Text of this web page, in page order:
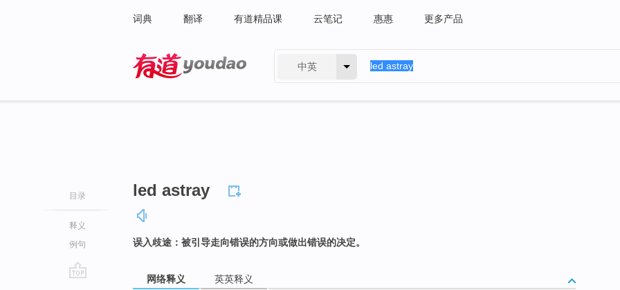
词典 翻译 有道精品课 云笔记 惠惠 更多产品
中英
目录
释义
例句
led astray
误入歧途：被引导走向错误的方向或做出错误的决定。
网络释义 英英释义